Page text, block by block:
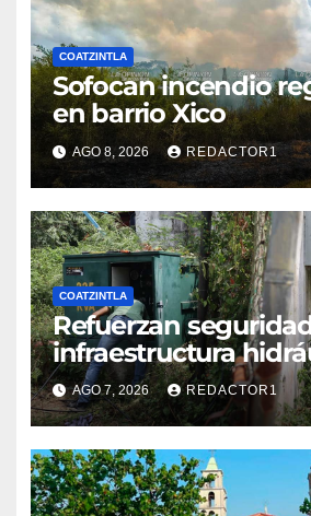
COATZINTLA
Sofocan incendio
en barrio Xico
AGO 8, 2026 REDACTOR1
COATZINTLA
Refuerzan
infraestructura
AGO 7, 2026 REDACTOR1